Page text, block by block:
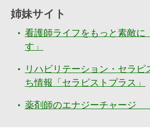
姉妹サイト
看護師ライフをもっと素敵に
す」
リハビリテーション・セラピ
ち情報「セラピストプラス」
薬剤師のエナジーチャージ